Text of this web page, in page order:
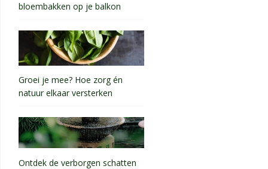
bloembakken op je balkon
Groei je mee? Hoe zorg én
natuur elkaar versterken
Ontdek de verborgen schatten